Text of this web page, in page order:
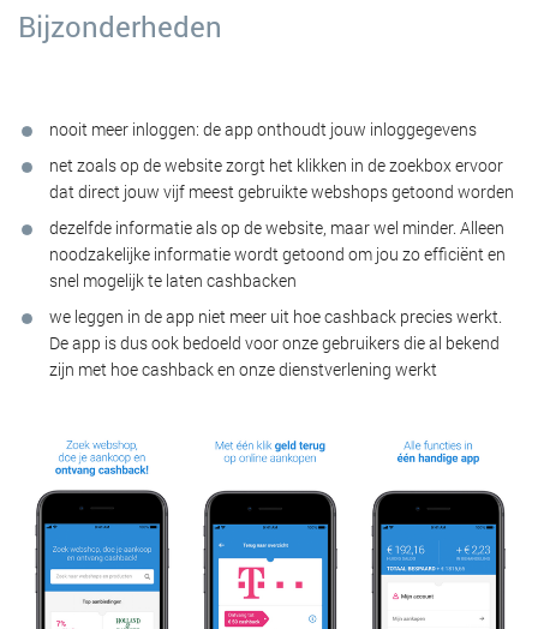
Bijzonderheden
nooit meer inloggen: de app onthoudt jouw inloggegevens
net zoals op de website zorgt het klikken in de zoekbox ervoor
dat direct jouw vijf meest gebruikte webshops getoond worden
dezelfde informatie als op de website, maar wel minder. Alleen
noodzakelijke informatie wordt getoond om jou zo efficiënt en
snel mogelijk te laten cashbacken
we leggen in de app niet meer uit hoe cashback precies werkt.
De app is dus ook bedoeld voor onze gebruikers die al bekend
zijn met hoe cashback en onze dienstverlening werkt